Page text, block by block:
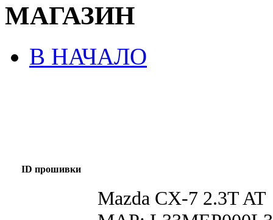
МАГАЗИН
В НАЧАЛО
ID прошивки
Mazda CX-7 2.3T AT